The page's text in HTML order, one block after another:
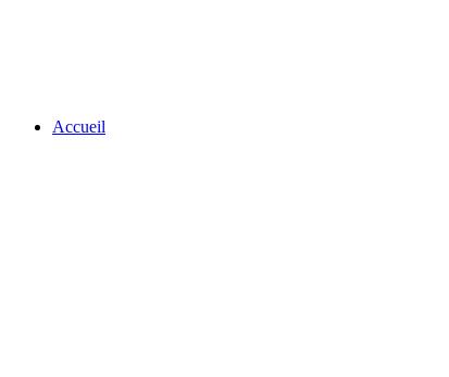
Accueil